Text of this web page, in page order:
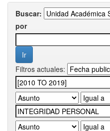
Buscar:
por
Filtros actuales: